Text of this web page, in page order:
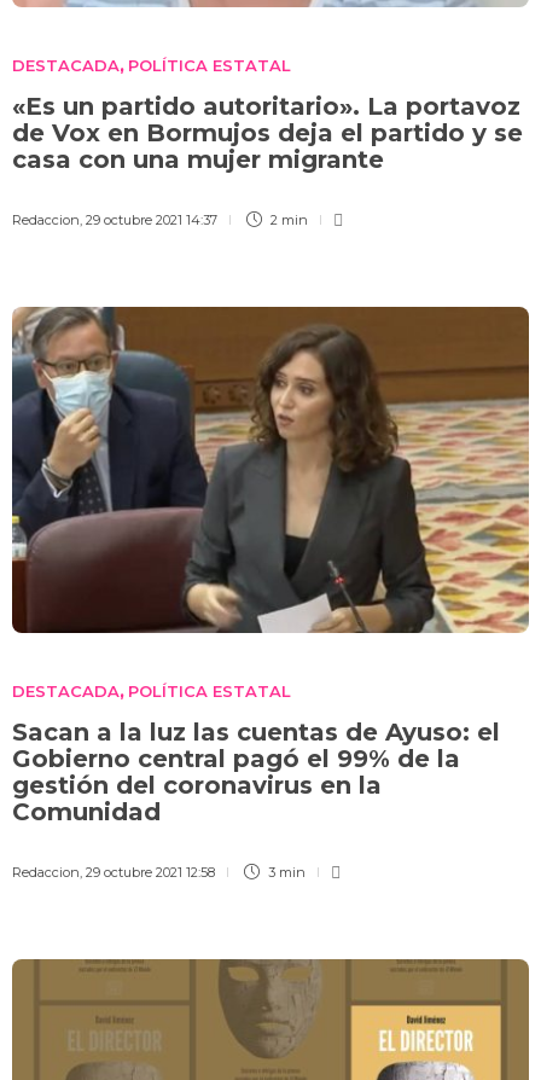
DESTACADA, POLÍTICA ESTATAL
«Es un partido autoritario». La portavoz
de Vox en Bormujos deja el partido y se
casa con una mujer migrante
Redaccion, 29 octubre 2021 14:37 2 min
DESTACADA, POLÍTICA ESTATAL
Sacan a la luz las cuentas de Ayuso: el
Gobierno central pagó el 99% de la
gestión del coronavirus en la
Comunidad
Redaccion 29 octubre 2021 12:58 3 min